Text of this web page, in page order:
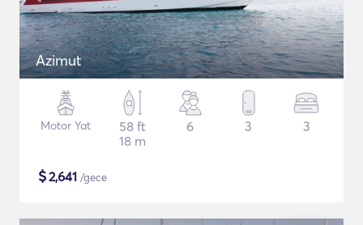
Azimut
Motor Yat
58 ft
18 m
6 3 3
$2,641 /gece